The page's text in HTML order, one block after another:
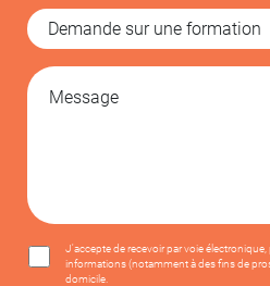
J'accepte de recevoir par voie
informations (notamment à des fins de
domicile.